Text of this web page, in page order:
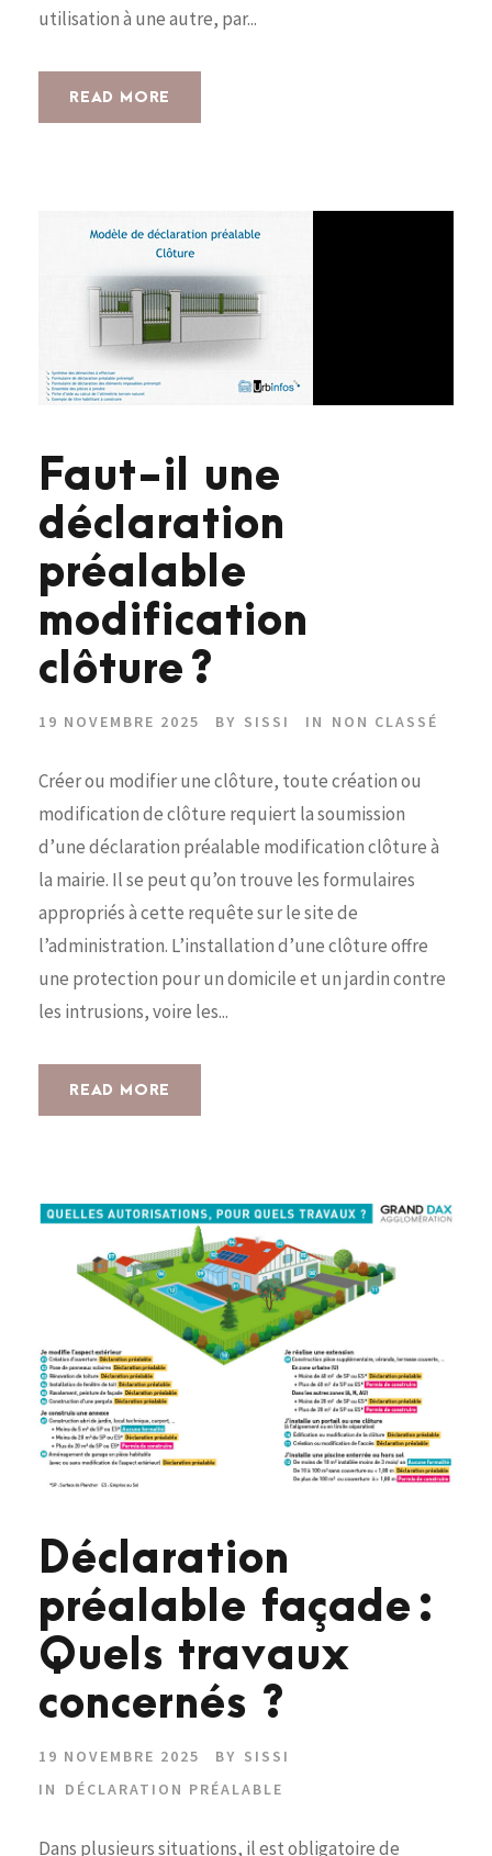
utilisation à une autre, par...
READ MORE
Faut-il une
déclaration
préalable
modification
clôture ?
19 NOVEMBRE 2025 BY SISSI IN NON CLASSÉ
Créer ou modifier une clôture, toute création ou
modification de clôture requiert la soumission
d’une déclaration préalable modification clôture à
la mairie. Il se peut qu’on trouve les formulaires
appropriés à cette requête sur le site de
l’administration. L’installation d’une clôture offre
une protection pour un domicile et un jardin contre
les intrusions, voire les...
READ MORE
Déclaration
préalable façade :
Quels travaux
concernés ?
19 NOVEMBRE 2025 BY SISSI
IN
DÉCLARATION PRÉALABLE
Dans plusieurs situations, il est obligatoire de